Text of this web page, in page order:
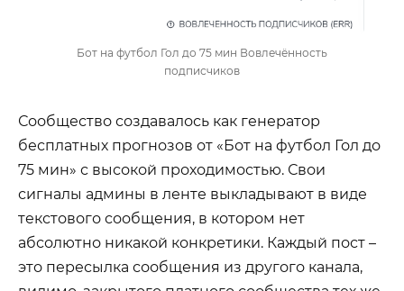
Бот на футбол Гол до 75 мин Вовлечённость
подписчиков
Сообщество создавалось как генератор
бесплатных прогнозов от «Бот на футбол Гол до
75 мин» с высокой проходимостью. Свои
сигналы админы в ленте выкладывают в виде
текстового сообщения, в котором нет
абсолютно никакой конкретики. Каждый пост –
это пересылка сообщения из другого канала,